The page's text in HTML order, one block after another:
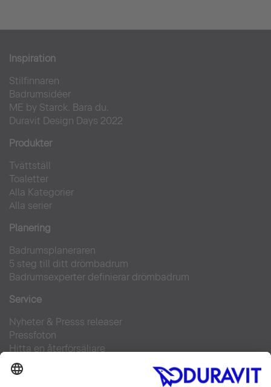
Inspiration
Stilfinnaren
Badrumsidéer
ME by Starck. Bara du.
Duravit Design Days 2022
Produkter
Tvättställ
Toaletter
Alla Kategorier
Alla serier
Planering
Badrumsplaneraren
5 steg till ditt drömbadrum
Badrumsexperter definierar drömbadrum
Service
Nyheter & Presss releaser
Pressfoton
Hitta en återförsäljare
FAQs